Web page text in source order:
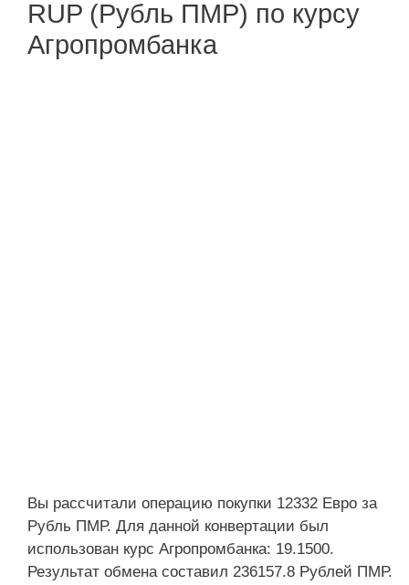
RUP (Рубль ПМР) по курсу
Агропромбанка
Вы рассчитали операцию покупки 12332 Евро за
Рубль ПМР. Для данной конвертации был
использован курс Агропромбанка: 19.1500.
Результат обмена составил 236157.8 Рублей ПМР.